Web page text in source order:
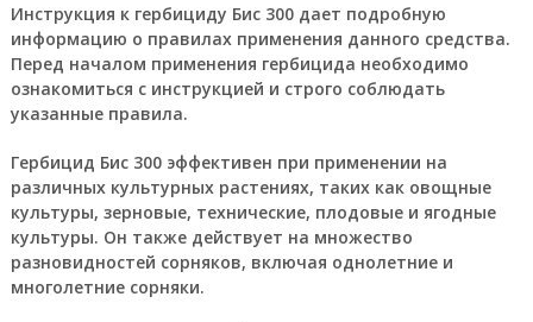
Инструкция к гербициду Бис 300 дает подробную
информацию о правилах применения данного средства.
Перед началом применения гербицида необходимо
ознакомиться с инструкцией и строго соблюдать
указанные правила.
Гербицид Бис 300 эффективен при применении на
различных культурных растениях, таких как овощные
культуры, зерновые, технические, плодовые и ягодные
культуры. Он также действует на множество
разновидностей сорняков, включая однолетние и
многолетние сорняки.